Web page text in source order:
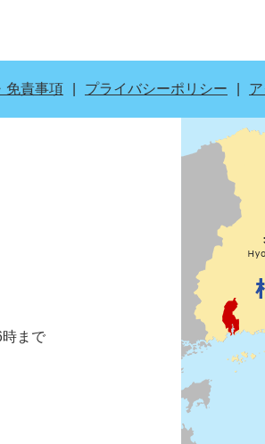
免責事項 プライバシーポリシー
まで